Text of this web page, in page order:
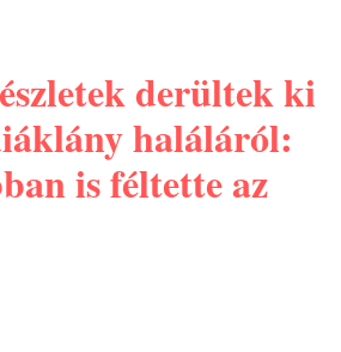
derültek ki
haláláról:
is féltette az